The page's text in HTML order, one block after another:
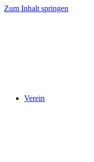
Zum Inhalt springen
Verein